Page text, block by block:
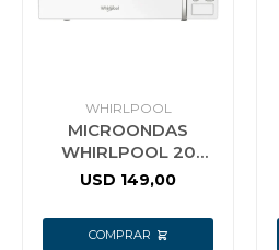
WHIRLPOOL
MICROONDAS
WHIRLPOOL 20
LITROS BLANCO
USD 149,00
Mascotas
Bazar